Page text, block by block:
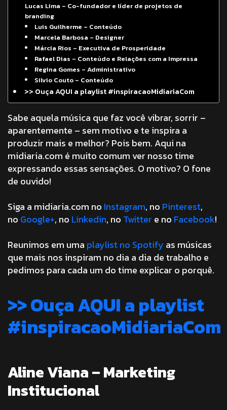
Lucas Lima – Co-fundador e líder de projetos de
branding
Luis Guilherme – Conteúdo
Marcela Barbosa – Designer
Márcia Rios – Executiva de Prosperidade
Rafael Dias – Conteúdo e Relações com a Impressa
Regina Gomes – Administrativo
Silvio Couto – Conteúdo
>> Ouça AQUI a playlist #inspiracaoMidiariaCom
Sabe aquela música que faz você vibrar, sorrir –
aparentemente – sem motivo e te inspira a
produzir mais e melhor? Pois bem. Aqui na
midiaria.com é muito comum ver nosso time
expressando essas sensações. O motivo? O fone
de ouvido!
Siga a midiaria.com no Instagram, no Pinterest,
no Google+, no Linkedin, no Twitter e no Facebook!
Reunimos em uma playlist no Spotify as músicas
que mais nos inspiram no dia a dia de trabalho e
pedimos para cada um do time explicar o porquê.
>> Ouça AQUI a playlist
#inspiracaoMidiariaCom
Aline Viana – Marketing
Institucional